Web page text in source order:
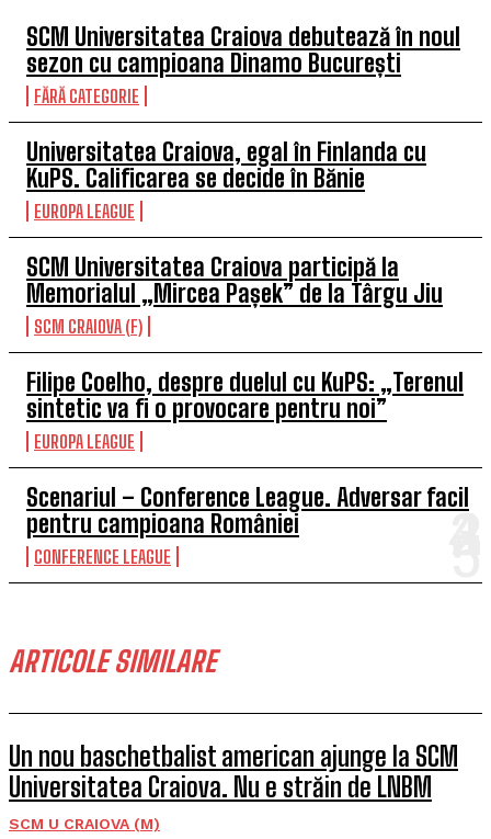
SCM Universitatea Craiova debutează în noul
sezon cu campioana Dinamo București
FĂRĂ CATEGORIE
Universitatea Craiova, egal în Finlanda cu
KuPS. Calificarea se decide în Bănie
EUROPA LEAGUE
SCM Universitatea Craiova participă la
Memorialul „Mircea Pașek” de la Târgu Jiu
SCM CRAIOVA (F)
Filipe Coelho, despre duelul cu KuPS: „Terenul
sintetic va fi o provocare pentru noi”
EUROPA LEAGUE
Scenariul – Conference League. Adversar facil
pentru campioana României
CONFERENCE LEAGUE
ARTICOLE SIMILARE
Un nou baschetbalist american ajunge la SCM
Universitatea Craiova. Nu e străin de LNBM
SCM U CRAIOVA (M)